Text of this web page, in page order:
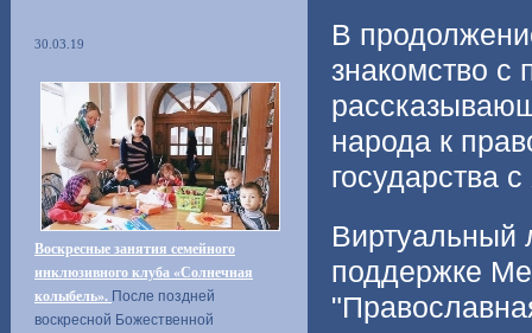
30.03.19
Воскресные занятия семейного
инклюзивного клуба «Солнечная
колыбель». После поздней
воскресной Божественной
В
знакомство с
народа к
государства
Виртуальный
поддержке